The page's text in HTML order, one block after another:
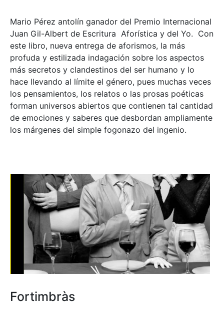
Mario Pérez antolín ganador del Premio Internacional
Juan Gil-Albert de Escritura Aforística y del Yo. Con
este libro, nueva entrega de aforismos, la más
profuda y estilizada indagación sobre los aspectos
más secretos y clandestinos del ser humano y lo
hace llevando al límite el género, pues muchas veces
los pensamientos, los relatos o las prosas poéticas
forman universos abiertos que contienen tal cantidad
de emociones y saberes que desbordan ampliamente
los márgenes del simple fogonazo del ingenio.
Fortimbràs